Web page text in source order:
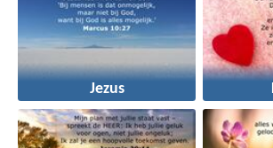
Jezus